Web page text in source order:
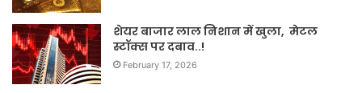
शेयर बाजार लाल निशान में खुला, मेटल
स्टॉक्स पर दबाव..!
February 17, 2026